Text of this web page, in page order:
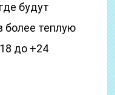
будут
более теплую
до +24